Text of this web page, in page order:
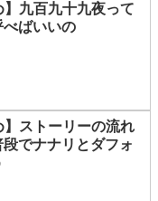
】九百九十九夜って
ばいいの
】ストーリーの流れ
段でナナリとダフォ